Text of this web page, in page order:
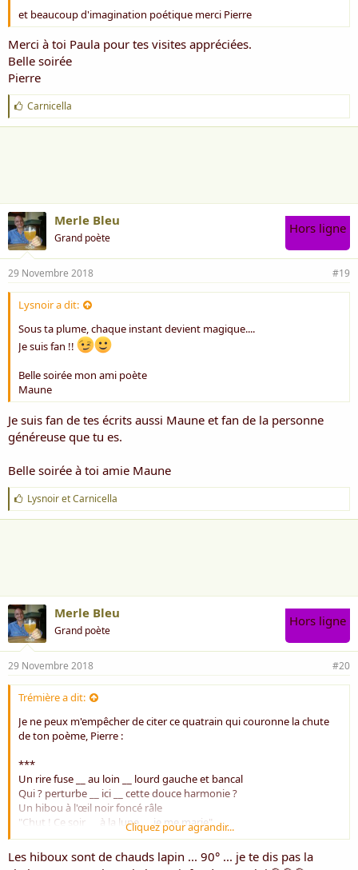
et beaucoup d'imagination poétique merci Pierre
Merci à toi Paula pour tes visites appréciées.
Belle soirée
Pierre
J
'
a
Carnicella
Merle Bleu
Grand poète
Hors ligne
29 Novembre 2018 #19
Lysnoir a dit:
Sous ta plume, chaque instant devient magique....
Je suis fan !!
Belle soirée mon ami poète
Maune
Je suis fan de tes écrits aussi Maune et fan de la personne
généreuse que tu es.
Belle soirée à toi amie Maune
J
'
a
LysnoiretCarnicella
Merle Bleu
Grand poète
Hors ligne
29 Novembre 2018 #20
Trémière a dit:
Je ne peux m'empêcher de citer ce quatrain qui couronne la chute
de ton poème, Pierre :
***
Un rire fuse __ au loin __ lourd gauche et bancal
Qui ? perturbe __ ici __ cette douce harmonie ?
Un hibou à l'œil noir foncé râle
"Chut ! Ce soir __ à la lune __ je me marie"
***
Hé Hé ! Quel hibou : ne peut-il se contenter de se fiancer à la lune ? (
Cliquez pour agrandir...
Les hiboux sont de chauds lapin ... 90° ... je te dis pas la